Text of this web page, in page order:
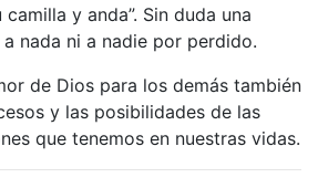
y anda”. Sin duda una
nada ni a nadie por perdido.
de Dios para los demás también
y las posibilidades de las
que tenemos en nuestras vidas.